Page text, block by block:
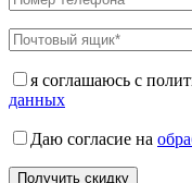
я соглашаюсь с
данных
Даю согласие на